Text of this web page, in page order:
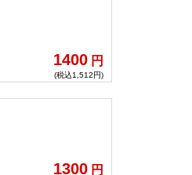
1400 円
(税込1,512円)
1300 円